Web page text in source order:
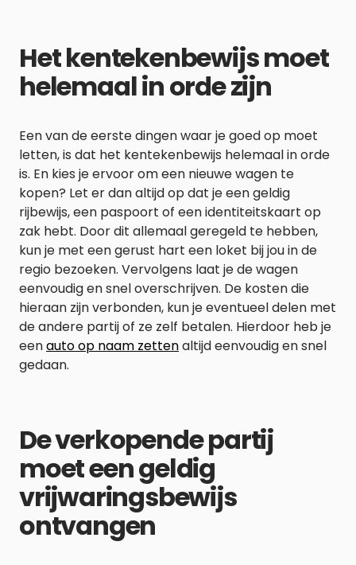
Het kentekenbewijs moet
helemaal in orde zijn
Een van de eerste dingen waar je goed op moet
letten, is dat het kentekenbewijs helemaal in orde
is. En kies je ervoor om een nieuwe wagen te
kopen? Let er dan altijd op dat je een geldig
rijbewijs, een paspoort of een identiteitskaart op
zak hebt. Door dit allemaal geregeld te hebben,
kun je met een gerust hart een loket bij jou in de
regio bezoeken. Vervolgens laat je de wagen
eenvoudig en snel overschrijven. De kosten die
hieraan zijn verbonden, kun je eventueel delen met
de andere partij of ze zelf betalen. Hierdoor heb je
eenauto op naam zettenaltijd eenvoudig en snel
gedaan.
De verkopende partij
moet een geldig
vrijwaringsbewijs
ontvangen